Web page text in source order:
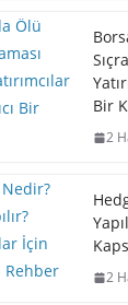
Bir
2
2